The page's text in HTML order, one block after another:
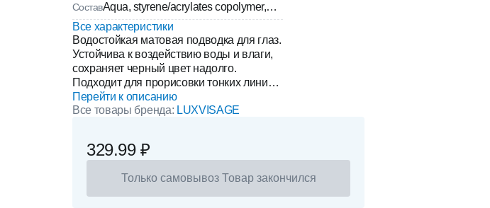
СоставAqua, styrene/acrylates copolymer,
propylene glycol, alcohol denat.,
xanthan gum, phenoxyethanol,
potassium sorbate, sodium
dehydroacetate, allantoin, tetrasodium
edta, bisabolol, ethylhexylglycerin,
polyester-4, farnesol, tocopherol, Ci
77499, Ci 77266 (nano).
Все характеристики
Водостойкая матовая подводка для глаз.
Устойчива к воздействию воды и влаги,
сохраняет черный цвет надолго.
Подходит для прорисовки тонких линий,
также линии роста ресниц и позволяет
нанести точный контур. Яркие пигменты
средством для демакияжа. Безопасная
алканоламина и триэтаноламина. Объем
Перейти к описанию
Все товары бренда: LUXVISAGE
329.99 ₽
Только самовывоз Товар закончился